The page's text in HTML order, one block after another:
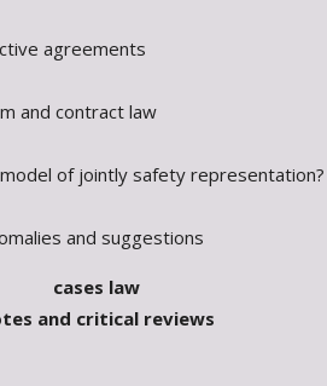
agreements
and contract law
of jointly safety representation?
and suggestions
cases law
and critical reviews